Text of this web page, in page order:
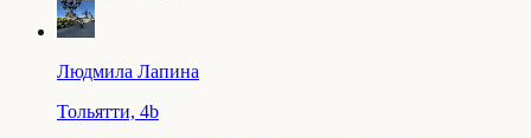
Людмила Лапина
Тольятти, 4b